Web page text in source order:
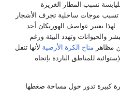
نسبب المطار الغزيرة
تسبب موجات ساحلية تجرف الأشجار
لهذا تعتبر عواصف الهوريكان أحد
والحيوانات وتهدد البيئة ورغم
مظاهر مناخ الكرة الأرضية لأنها تنقل
للمناطق الباردة بإتجاه
كبيرة تدور حول مساحة ضغطها